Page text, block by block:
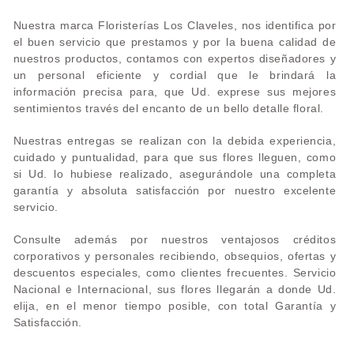
Nuestra marca Floristerías Los Claveles, nos identifica por
el buen servicio que prestamos y por la buena calidad de
nuestros productos, contamos con expertos diseñadores y
un personal eficiente y cordial que le brindará la
información precisa para, que Ud. exprese sus mejores
sentimientos través del encanto de un bello detalle floral.
Nuestras entregas se realizan con la debida experiencia,
cuidado y puntualidad, para que sus flores lleguen, como
si Ud. lo hubiese realizado, asegurándole una completa
garantía y absoluta satisfacción por nuestro excelente
servicio.
Consulte además por nuestros ventajosos créditos
corporativos y personales recibiendo, obsequios, ofertas y
descuentos especiales, como clientes frecuentes. Servicio
Nacional e Internacional, sus flores llegarán a donde Ud.
elija, en el menor tiempo posible, con total Garantía y
Satisfacción.